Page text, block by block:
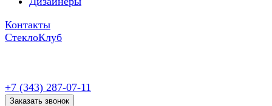
Контакты
СтеклоКлуб
+7 (343) 287-07-11
Заказать звонок